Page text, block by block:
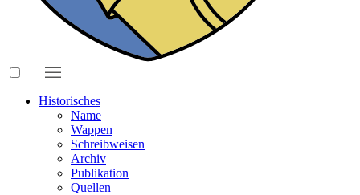
Historisches
Name
Wappen
Schreibweisen
Archiv
Publikation
Quellen